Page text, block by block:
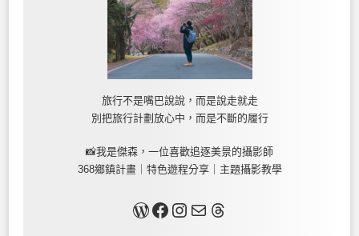
旅行不是嘴巴說說，而是說走就走
別把旅行計劃放心中，而是不斷的履行
📸我是傑森，一位喜歡追逐美景的攝影師
368鄉鎮計畫｜特色遊程分享｜主題攝影教學
關於我Facebook InstagramMail Threads